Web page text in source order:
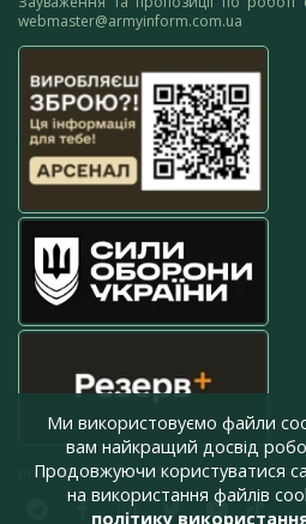
webmaster@armyinform.com.ua
press@armyinform.com.ua
Ми використовуємо файли
вам найкращий досвід
Продовжуючи користуватися
на використання файлів
політику